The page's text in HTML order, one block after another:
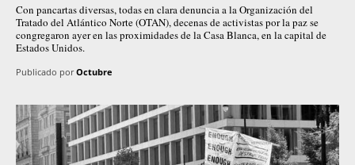
Con pancartas diversas, todas en clara denuncia a la Organización del
Tratado del Atlántico Norte (OTAN), decenas de activistas por la paz se
congregaron ayer en las proximidades de la Casa Blanca, en la capital de
Estados Unidos.
Publicado por Octubre